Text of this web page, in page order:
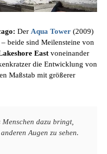
Der Aqua Tower (2009)
beide sind Meilensteine von
East voneinander
die Entwicklung von
Maßstab mit größerer
dazu bringt,
Augen zu sehen.